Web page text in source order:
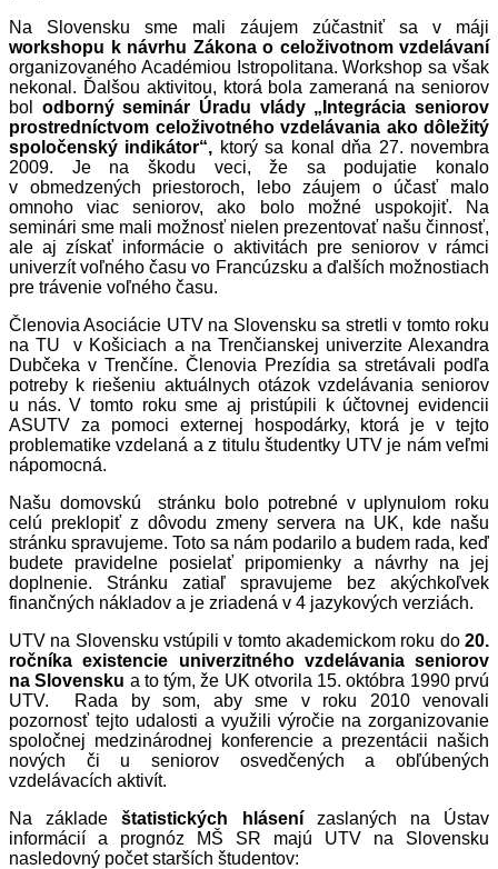
Na Slovensku sme mali záujem zúčastniť sa v máji
workshopu k návrhu Zákona o celoživotnom vzdelávaní
organizovaného Académiou Istropolitana. Workshop sa však
nekonal. Ďalšou aktivitou, ktorá bola zameraná na seniorov
bol odborný seminár Úradu vlády „Integrácia seniorov
prostredníctvom celoživotného vzdelávania ako dôležitý
spoločenský indikátor“, ktorý sa konal dňa 27. novembra
2009. Je na škodu veci, že sa podujatie konalo
v obmedzených priestoroch, lebo záujem o účasť malo
omnoho viac seniorov, ako bolo možné uspokojiť. Na
seminári sme mali možnosť nielen prezentovať našu činnosť,
ale aj získať informácie o aktivitách pre seniorov v rámci
univerzít voľného času vo Francúzsku a ďalších možnostiach
pre trávenie voľného času.
Členovia Asociácie UTV na Slovensku sa stretli v tomto roku
na TU v Košiciach a na Trenčianskej univerzite Alexandra
Dubčeka v Trenčíne. Členovia Prezídia sa stretávali podľa
potreby k riešeniu aktuálnych otázok vzdelávania seniorov
u nás. V tomto roku sme aj pristúpili k účtovnej evidencii
ASUTV za pomoci externej hospodárky, ktorá je v tejto
problematike vzdelaná a z titulu študentky UTV je nám veľmi
nápomocná.
Našu domovskú stránku bolo potrebné v uplynulom roku
celú preklopiť z dôvodu zmeny servera na UK, kde našu
stránku spravujeme. Toto sa nám podarilo a budem rada, keď
budete pravidelne posielať pripomienky a návrhy na jej
doplnenie. Stránku zatiaľ spravujeme bez akýchkoľvek
finančných nákladov a je zriadená v 4 jazykových verziách.
UTV na Slovensku vstúpili v tomto akademickom roku do 20.
ročníka existencie univerzitného vzdelávania seniorov
na Slovensku a to tým, že UK otvorila 15. októbra 1990 prvú
UTV. Rada by som, aby sme v roku 2010 venovali
pozornosť tejto udalosti a využili výročie na zorganizovanie
spoločnej medzinárodnej konferencie a prezentácii našich
nových či u seniorov osvedčených a obľúbených
vzdelávacích aktivít.
Na základeštatistických hlásenízaslaných na Ústav
informácií a prognóz MŠ SR majú UTV na Slovensku
nasledovný počet starších študentov: